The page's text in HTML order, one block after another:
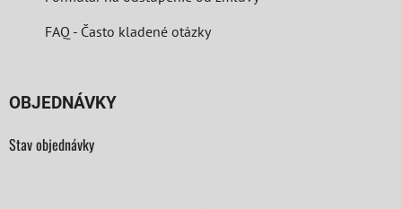
FAQ - Často kladené otázky
OBJEDNÁVKY
Stav objednávky